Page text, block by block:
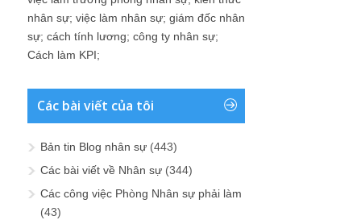
nhân sự; việc làm nhân sự; giám đốc nhân
sự; cách tính lương; công ty nhân sự;
Cách làm KPI;
Các bài viết của tôi
Bản tin Blog nhân sự (443)
Các bài viết về Nhân sự (344)
Các công việc Phòng Nhân sự phải làm
(43)